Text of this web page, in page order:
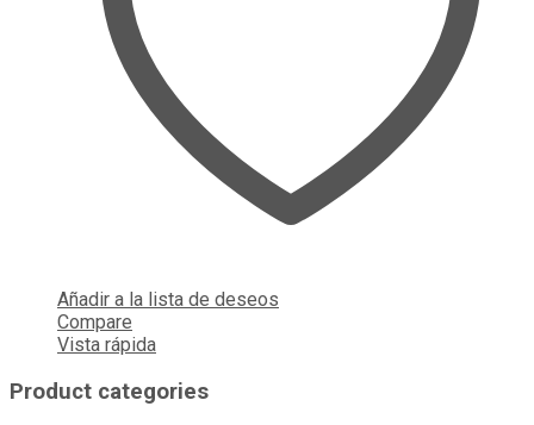
Añadir a la lista de deseos
Compare
Vista rápida
Product categories